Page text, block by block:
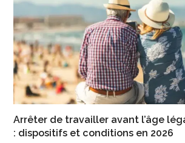
Arrêter de travailler avant l’âge
: dispositifs et conditions en 2026